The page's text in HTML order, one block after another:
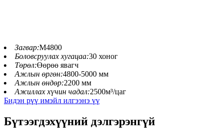
Загвар:M4800
Боловсруулах хугацаа:30 хоног
Төрөл:Өөрөө явагч
Ажлын өргөн:4800-5000 мм
Ажлын өндөр:2200 мм
Ажиллах хүчин чадал:2500м³/цаг
Бидэн рүү имэйл илгээнэ үү
Бүтээгдэхүүний дэлгэрэнгүй